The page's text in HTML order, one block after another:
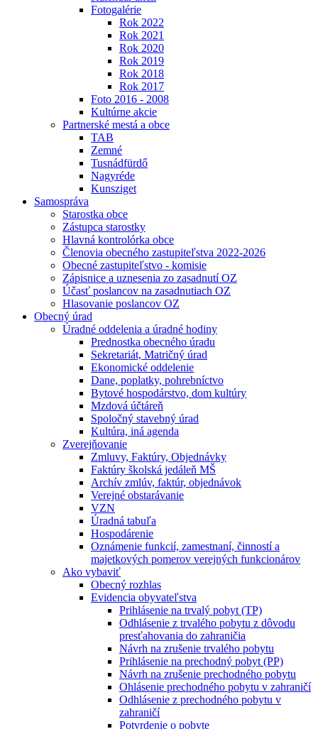
Fotogalérie
Rok 2022
Rok 2021
Rok 2020
Rok 2019
Rok 2018
Rok 2017
Foto 2016 - 2008
Kultúrne akcie
Partnerské mestá a obce
TAB
Zemné
Tusnádfürdő
Nagyréde
Kunsziget
Samospráva
Starostka obce
Zástupca starostky
Hlavná kontrolórka obce
Členovia obecného zastupiteľstva 2022-2026
Obecné zastupiteľstvo - komisie
Zápisnice a uznesenia zo zasadnutí OZ
Účasť poslancov na zasadnutiach OZ
Hlasovanie poslancov OZ
Obecný úrad
Úradné oddelenia a úradné hodiny
Prednostka obecného úradu
Sekretariát, Matričný úrad
Ekonomické oddelenie
Dane, poplatky, pohrebníctvo
Bytové hospodárstvo, dom kultúry
Mzdová účtáreň
Spoločný stavebný úrad
Kultúra, iná agenda
Zverejňovanie
Zmluvy, Faktúry, Objednávky
Faktúry školská jedáleň MŠ
Archív zmlúv, faktúr, objednávok
Verejné obstarávanie
VZN
Úradná tabuľa
Hospodárenie
Oznámenie funkcií, zamestnaní, činností a
majetkových pomerov verejných funkcionárov
Ako vybaviť
Obecný rozhlas
Evidencia obyvateľstva
Prihlásenie na trvalý pobyt (TP)
Odhlásenie z trvalého pobytu z dôvodu
presťahovania do zahraničia
Návrh na zrušenie trvalého pobytu
Prihlásenie na prechodný pobyt (PP)
Návrh na zrušenie prechodného pobytu
Ohlásenie prechodného pobytu v zahraničí
Odhlásenie z prechodného pobytu v
zahraničí
Potvrdenie o pobyte